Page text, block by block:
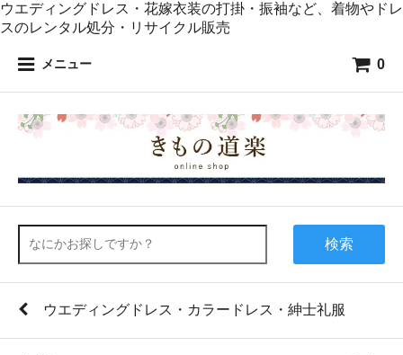
ウエディングドレス・花嫁衣装の打掛・振袖など、着物やドレ
スのレンタル処分・リサイクル販売
メニュー 0
検索
ウエディングドレス・カラードレス・紳士礼服